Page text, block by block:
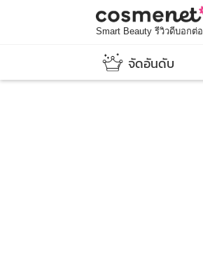
Smart Beauty รีวิวดีบอกต่อ
จัดอันดับ